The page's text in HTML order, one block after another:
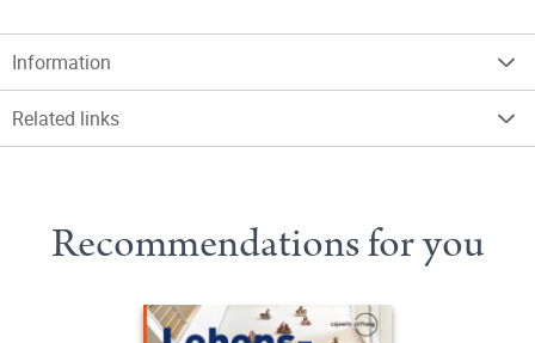
Information
Related links
Recommendations for you